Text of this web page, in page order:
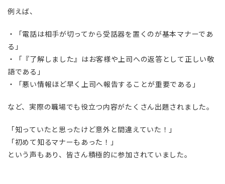
例えば、
・「電話は相手が切ってから受話器を置くのが基本マナーであ
る」
・「『了解しました』はお客様や上司への返答として正しい敬
語である」
・「悪い情報ほど早く上司へ報告することが重要である」
など、実際の職場でも役立つ内容がたくさん出題されました。
「知っていたと思ったけど意外と間違えていた！」
「初めて知るマナーもあった！」
という声もあり、皆さん積極的に参加されていました。